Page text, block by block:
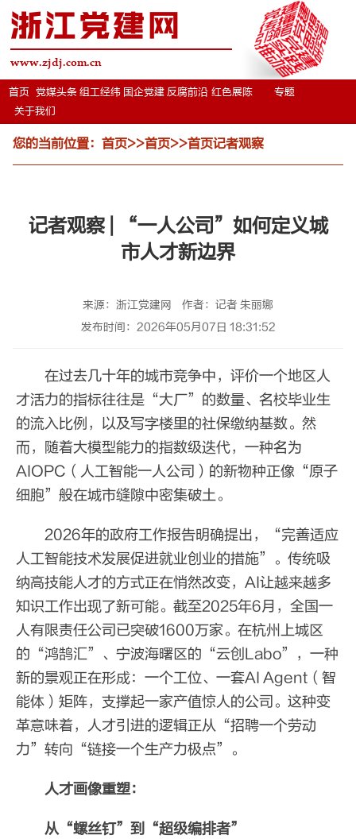
浙江党建网
www.zjdj.com.cn
首页 党媒头条 组工经纬 国企党建 反腐前沿 红色展陈
专题
关于我们
您的当前位置： 首页>>首页>>首页记者观察
记者观察 | “一人公司”如何定义城
市人才新边界
来源：浙江党建网
作者：记者 朱丽娜
发布时间：2026年05月07日 18:31:52
在过去几十年的城市竞争中，评价一个地区人
才活力的指标往往是“大厂”的数量、名校毕业生
的流入比例，以及写字楼里的社保缴纳基数。然
而，随着大模型能力的指数级迭代，一种名为
AIOPC（人工智能一人公司）的新物种正像“原子
细胞”般在城市缝隙中密集破土。
2026年的政府工作报告明确提出，“完善适应
人工智能技术发展促进就业创业的措施”。传统吸
纳高技能人才的方式正在悄然改变，AI让越来越多
知识工作出现了新可能。截至2025年6月，全国一
人有限责任公司已突破1600万家。在杭州上城区
的“鸿鹄汇”、宁波海曙区的“云创Labo”，一种
新的景观正在形成：一个工位、一套AI Agent（智
能体）矩阵，支撑起一家产值惊人的公司。这种变
革意味着，人才引进的逻辑正从“招聘一个劳动
力”转向“链接一个生产力极点”。
人才画像重塑：
从“螺丝钉”到“超级编排者”